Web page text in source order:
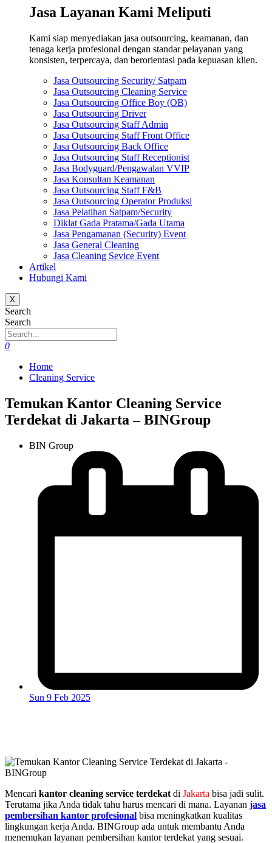
Jasa Layanan Kami Meliputi
Kami siap menyediakan jasa outsourcing, keamanan, dan
tenaga kerja profesional dengan standar pelayanan yang
konsisten, terpercaya, dan berorientasi pada kepuasan klien.
Jasa Outsourcing Security/ Satpam
Jasa Outsourcing Cleaning Service
Jasa Outsourcing Office Boy (OB)
Jasa Outsourcing Driver
Jasa Outsourcing Staff Admin
Jasa Outsourcing Staff Front Office
Jasa Outsourcing Back Office
Jasa Outsourcing Staff Receptionist
Jasa Bodyguard/Pengawalan VVIP
Jasa Konsultan Keamanan
Jasa Outsourcing Staff F&B
Jasa Outsourcing Operator Produksi
Jasa Pelatihan Satpam/Security
Diklat Gada Pratama/Gada Utama
Jasa Pengamanan (Security) Event
Jasa General Cleaning
Jasa Cleaning Sevice Event
Artikel
Hubungi Kami
X
Search
Search
0
Home
Cleaning Service
Temukan Kantor Cleaning Service
Terdekat di Jakarta – BINGroup
BIN Group
Sun 9 Feb 2025
Mencari kantor cleaning service terdekat di Jakarta bisa jadi sulit.
Terutama jika Anda tidak tahu harus mencari di mana. Layanan jasa
pembersihan kantor profesional bisa meningkatkan kualitas
lingkungan kerja Anda. BINGroup ada untuk membantu Anda
menemukan layanan pembersihan kantor terdekat yang sesuai.